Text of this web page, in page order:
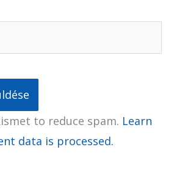
to reduce spam. Learn
data is processed.